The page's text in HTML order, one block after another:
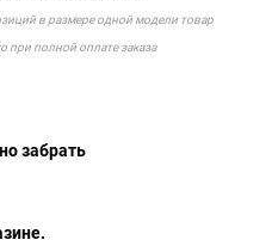
в размере одной модели товар
при полной оплате заказа
забрать